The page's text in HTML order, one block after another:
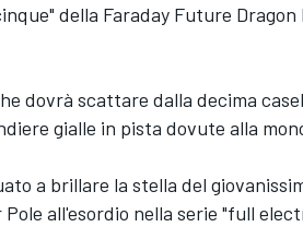
della Faraday Future Dragon
dovrà scattare dalla decima
gialle in pista dovute alla
a brillare la stella del
all'esordio nella serie "full